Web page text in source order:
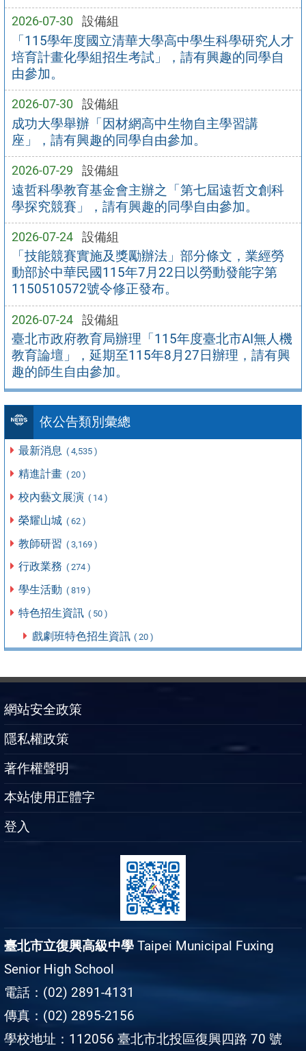
2026-07-30 設備組
「115學年度國立清華大學高中學生科學研究人才
培育計畫化學組招生考試」，請有興趣的同學自
由參加。
2026-07-30 設備組
成功大學舉辦「因材網高中生物自主學習講
座」，請有興趣的同學自由參加。
2026-07-29 設備組
遠哲科學教育基金會主辦之「第七屆遠哲文創科
學探究競賽」，請有興趣的同學自由參加。
2026-07-24 設備組
「技能競賽實施及獎勵辦法」部分條文，業經勞
動部於中華民國115年7月22日以勞動發能字第
1150510572號令修正發布。
2026-07-24 設備組
臺北市政府教育局辦理「115年度臺北市AI無人機
教育論壇」，延期至115年8月27日辦理，請有興
趣的師生自由參加。
依公告類別彙總
最新消息 ( 4,535 )
精進計畫 ( 20 )
校內藝文展演 ( 14 )
榮耀山城 ( 62 )
教師研習 ( 3,169 )
行政業務 ( 274 )
學生活動 ( 819 )
特色招生資訊 ( 50 )
戲劇班特色招生資訊 ( 20 )
網站安全政策
隱私權政策
著作權聲明
本站使用正體字
登入
臺北市立復興高級中學 Taipei Municipal Fuxing
Senior High School
電話：(02) 2891-4131
傳真：(02) 2895-2156
學校地址：112056 臺北市北投區復興四路 70 號